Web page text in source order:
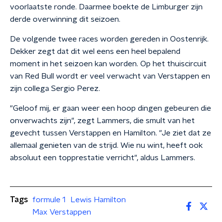
voorlaatste ronde. Daarmee boekte de Limburger zijn
derde overwinning dit seizoen.
De volgende twee races worden gereden in Oostenrijk.
Dekker zegt dat dit wel eens een heel bepalend
moment in het seizoen kan worden. Op het thuiscircuit
van Red Bull wordt er veel verwacht van Verstappen en
zijn collega Sergio Perez.
"Geloof mij, er gaan weer een hoop dingen gebeuren die
onverwachts zijn", zegt Lammers, die smult van het
gevecht tussen Verstappen en Hamilton. "Je ziet dat ze
allemaal genieten van de strijd. Wie nu wint, heeft ook
absoluut een topprestatie verricht", aldus Lammers.
Tags formule 1
Lewis Hamilton
Max Verstappen